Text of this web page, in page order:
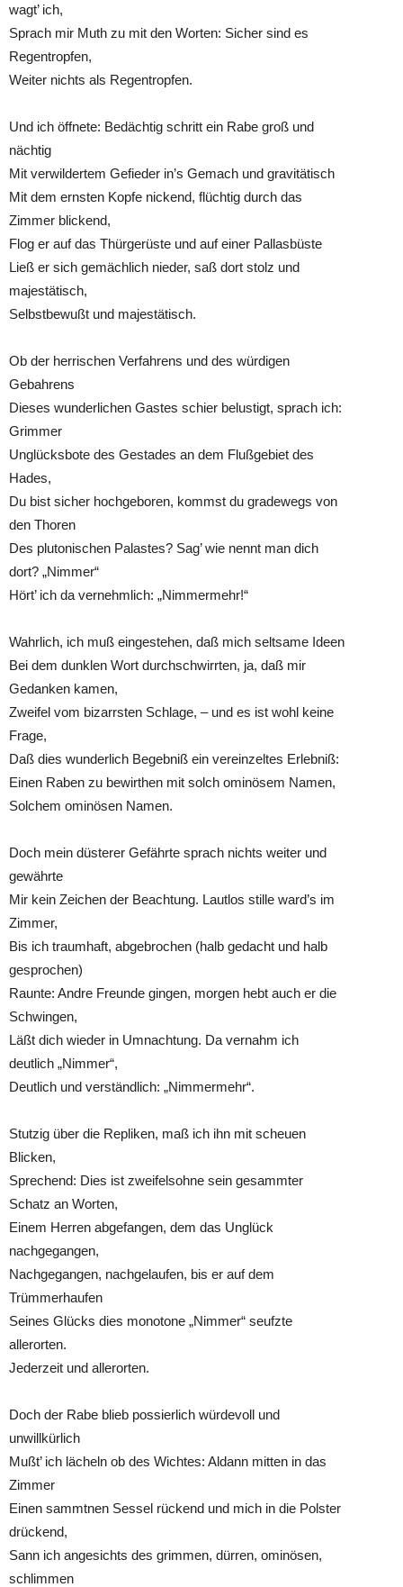
wagt’ ich,
Sprach mir Muth zu mit den Worten: Sicher sind es
Regentropfen,
Weiter nichts als Regentropfen.
Und ich öffnete: Bedächtig schritt ein Rabe groß und
nächtig
Mit verwildertem Gefieder in’s Gemach und gravitätisch
Mit dem ernsten Kopfe nickend, flüchtig durch das
Zimmer blickend,
Flog er auf das Thürgerüste und auf einer Pallasbüste
Ließ er sich gemächlich nieder, saß dort stolz und
majestätisch,
Selbstbewußt und majestätisch.
Ob der herrischen Verfahrens und des würdigen
Gebahrens
Dieses wunderlichen Gastes schier belustigt, sprach ich:
Grimmer
Unglücksbote des Gestades an dem Flußgebiet des
Hades,
Du bist sicher hochgeboren, kommst du gradewegs von
den Thoren
Des plutonischen Palastes? Sag’ wie nennt man dich
dort? „Nimmer“
Hört’ ich da vernehmlich: „Nimmermehr!“
Wahrlich, ich muß eingestehen, daß mich seltsame Ideen
Bei dem dunklen Wort durchschwirrten, ja, daß mir
Gedanken kamen,
Zweifel vom bizarrsten Schlage, – und es ist wohl keine
Frage,
Daß dies wunderlich Begebniß ein vereinzeltes Erlebniß:
Einen Raben zu bewirthen mit solch ominösem Namen,
Solchem ominösen Namen.
Doch mein düsterer Gefährte sprach nichts weiter und
gewährte
Mir kein Zeichen der Beachtung. Lautlos stille ward’s im
Zimmer,
Bis ich traumhaft, abgebrochen (halb gedacht und halb
gesprochen)
Raunte: Andre Freunde gingen, morgen hebt auch er die
Schwingen,
Läßt dich wieder in Umnachtung. Da vernahm ich
deutlich „Nimmer“,
Deutlich und verständlich: „Nimmermehr“.
Stutzig über die Repliken, maß ich ihn mit scheuen
Blicken,
Sprechend: Dies ist zweifelsohne sein gesammter
Schatz an Worten,
Einem Herren abgefangen, dem das Unglück
nachgegangen,
Nachgegangen, nachgelaufen, bis er auf dem
Trümmerhaufen
Seines Glücks dies monotone „Nimmer“ seufzte
allerorten.
Jederzeit und allerorten.
Doch der Rabe blieb possierlich würdevoll und
unwillkürlich
Mußt’ ich lächeln ob des Wichtes: Aldann mitten in das
Zimmer
Einen sammtnen Sessel rückend und mich in die Polster
drückend,
Sann ich angesichts des grimmen, dürren, ominösen,
schlimmen